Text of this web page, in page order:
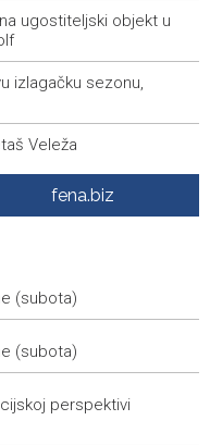
ugostiteljski objekt u
izlagačku sezonu,
Veleža
8 August 2026
kući, Memčić se već
Kinoscope and
godine (subota)
40 hectares in Grude,
fena.biz
(subota)
(subota)
perspektivi